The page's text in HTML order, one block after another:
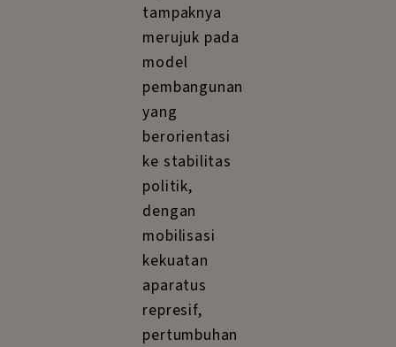
tampaknya
merujuk pada
model
pembangunan
yang
berorientasi
ke stabilitas
politik,
dengan
mobilisasi
kekuatan
aparatus
represif,
pertumbuhan